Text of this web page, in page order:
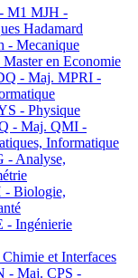
M1 MJH -
Hadamard
- Mecanique
en Economie
- Maj. MPRI -
- Physique
- Maj. QMI -
Informatique
Analyse,
Biologie,
Ingénierie
et Interfaces
- Maj. CPS -